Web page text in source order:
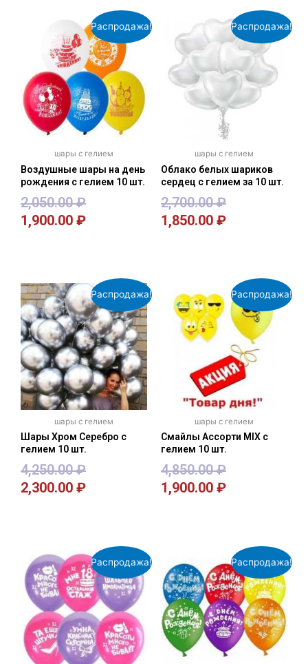
Распродажа!
шары с гелием
Воздушные шары на день
рождения с гелием 10 шт.
2,050.00₽
1,900.00 ₽
Распродажа!
шары с гелием
Облако белых шариков
сердец с гелием за 10 шт.
2,700.00₽
1,850.00 ₽
Распродажа!
шары с гелием
Шары Хром Серебро с
гелием 10 шт.
4,250.00₽
2,300.00 ₽
Распродажа!
шары с гелием
Смайлы Ассорти MIX с
гелием 10 шт.
4,850.00₽
1,900.00 ₽
Распродажа! Распродажа!